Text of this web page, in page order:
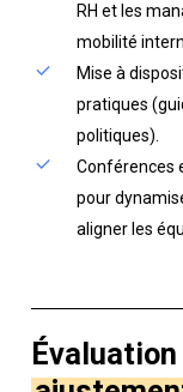
RH et les
mobilité
Mise à
pratiques
politiques).
Conférences
pour
aligner les